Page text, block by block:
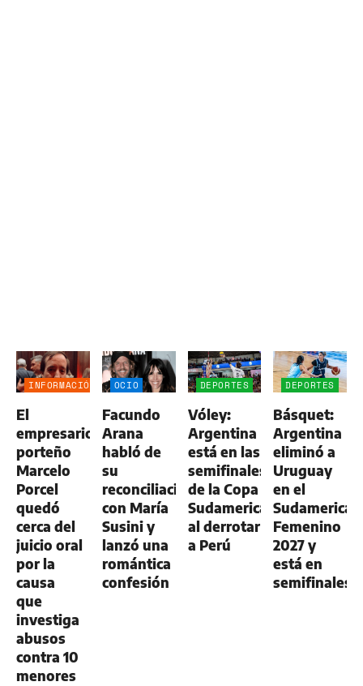
INFORMACIÓN
El
empresario
porteño
Marcelo
Porcel
quedó
cerca del
juicio oral
por la
causa
que
investiga
abusos
contra 10
menores
OCIO
Facundo
Arana
habló de
su
reconciliación
con María
Susini y
lanzó una
romántica
confesión
DEPORTES
Vóley:
Argentina
está en las
semifinales
de la Copa
Sudamericana
al derrotar
a Perú
DEPORTES
Básquet:
Argentina
eliminó a
Uruguay
en el
Femenino
2027 y
está en
semifinales